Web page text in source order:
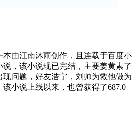
本由江南沐雨创作，且连载于百度小
，该小说现已完结，主要姜黄素了
问题，好友浩宁，刘帅为救他做为
小说上线以来，也曾获得了687.0